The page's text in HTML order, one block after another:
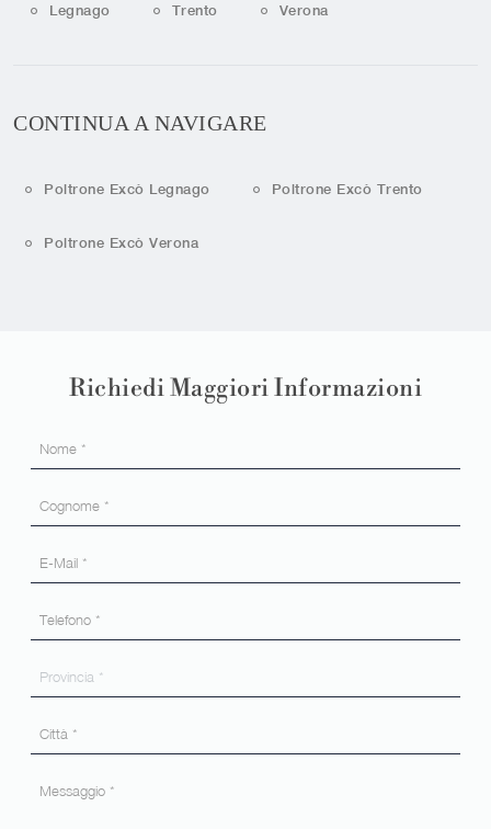
Legnago Trento Verona
CONTINUA A NAVIGARE
Poltrone Excò Legnago Poltrone Excò Trento
Poltrone Excò Verona
Richiedi Maggiori Informazioni